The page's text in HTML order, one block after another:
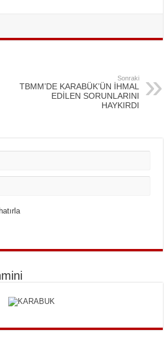
Sonraki
TBMM’DE KARABÜK’ÜN İHMAL
EDİLEN SORUNLARINI
HAYKIRDI